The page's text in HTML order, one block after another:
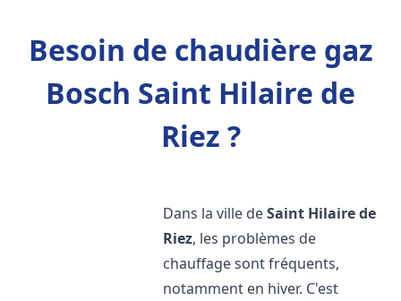
Besoin de chaudière gaz
Bosch Saint Hilaire de
Riez ?
Dans la ville deSaint Hilaire de
Riez, les problèmes de
chauffage sont fréquents,
notamment en hiver. C'est